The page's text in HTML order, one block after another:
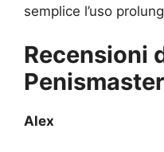
semplice l’uso
Recensioni
Alex